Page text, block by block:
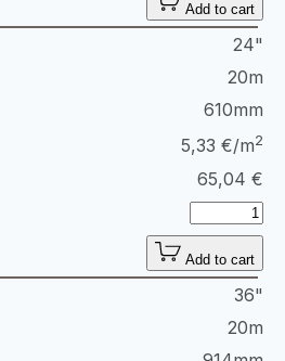
Add to cart
24"
20m
610mm
5,33 €/m2
65,04 €
Add to cart
36"
20m